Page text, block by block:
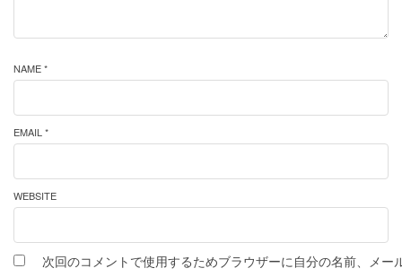
NAME *
EMAIL *
WEBSITE
次回のコメントで使用するためブラウザーに自分の名前、メー